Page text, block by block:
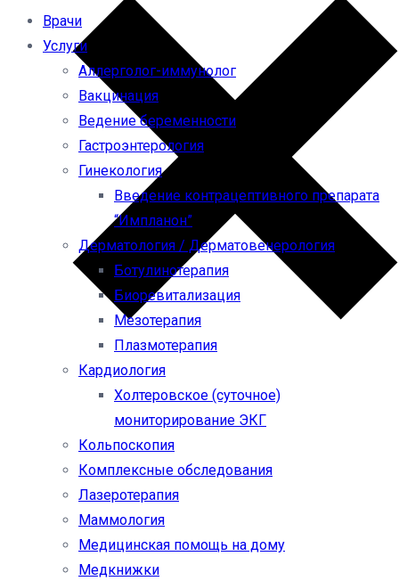
Врачи
Услуги
Аллерголог-иммунолог
Вакцинация
Ведение беременности
Гастроэнтерология
Гинекология
Введение контрацептивного препарата
“Импланон”
Дерматология / Дерматовенерология
Ботулинотерапия
Биоревитализация
Мезотерапия
Плазмотерапия
Кардиология
Холтеровское (суточное)
мониторирование ЭКГ
Кольпоскопия
Комплексные обследования
Лазеротерапия
Маммология
Медицинская помощь на дому
Медкнижки